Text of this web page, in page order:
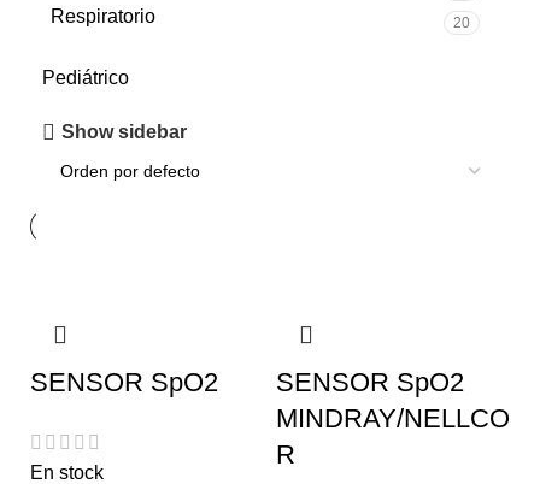
Respiratorio 20
Pediátrico
Show sidebar
SENSOR SpO2
En stock
SENSOR SpO2
MINDRAY/NELLCO
R